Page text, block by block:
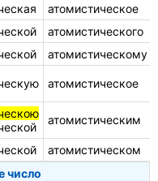
атомистическое
атомистического
атомистическому
атомистическое
атомистическим
атомистическом
число